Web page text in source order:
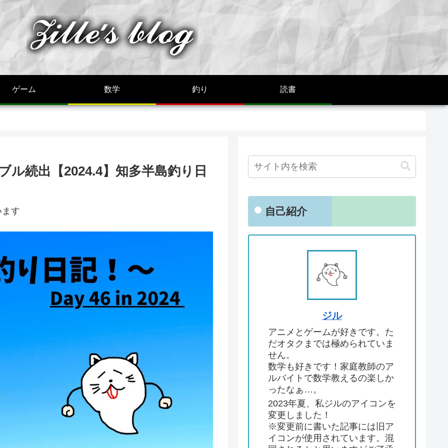
ゲーム 数学 釣り 読書
ル続出【2024.4】知多半島釣り日
す 自己紹介
ジル
アニメとゲームが好きです。た
だオタクまでは極められていま
せん。
数学も好きです！家庭教師のア
ルバイトで数学教えるの楽しか
ったなぁ…。
2023年夏、私ジルのアイコンを
変更しました！
※変更前に書いた記事には旧ア
イコンが使用されています。混